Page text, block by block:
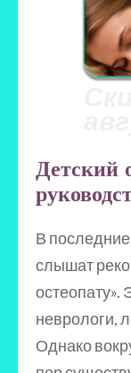
Детский
В
слышат
остеопату».
неврологи,
Однако